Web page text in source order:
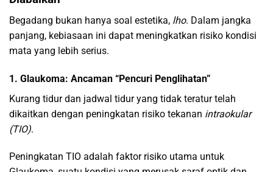
Begadang bukan hanya soal estetika, lho. Dalam jangka
panjang, kebiasaan ini dapat meningkatkan risiko kondisi
mata yang lebih serius.
1. Glaukoma: Ancaman “Pencuri Penglihatan”
Kurang tidur dan jadwal tidur yang tidak teratur telah
dikaitkan dengan peningkatan risiko tekanan intraokular
(TIO).
Peningkatan TIO adalah faktor risiko utama untuk